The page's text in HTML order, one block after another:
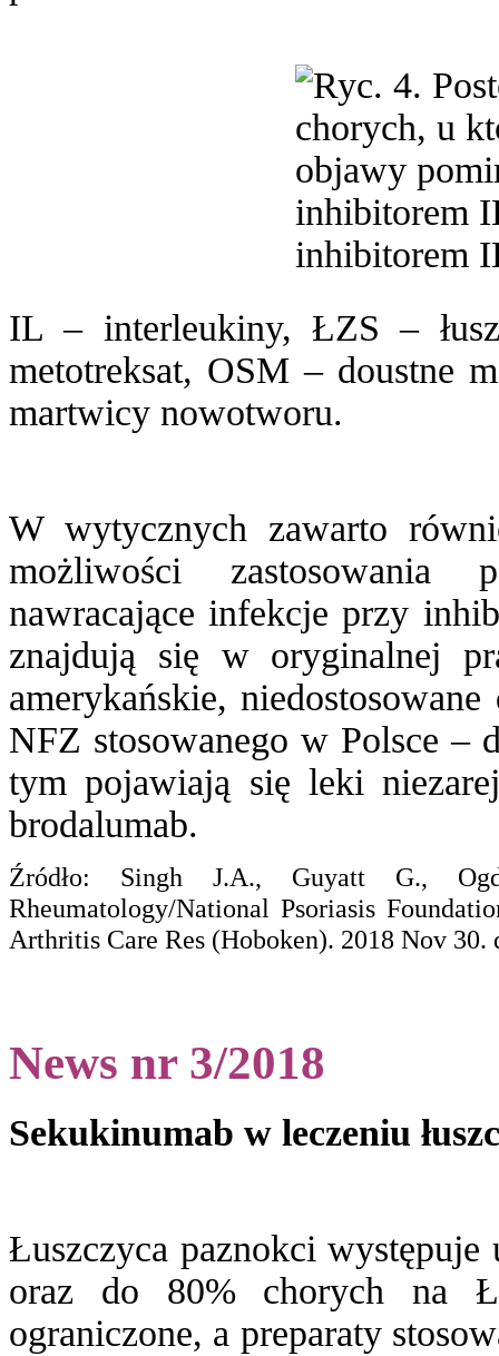
IL – interleukiny, ŁZS –
metotreksat, OSM – doustne
martwicy nowotworu.
W wytycznych zawarto
możliwości zastosowania
nawracające infekcje przy
znajdują się w oryginalnej
amerykańskie,
NFZ stosowanego w Polsce –
tym pojawiają się leki
brodalumab.
Źródło: Singh J.A., Guyatt G.,
Rheumatology/National Psoriasis
Arthritis Care Res (Hoboken). 2018 Nov 30.
News nr 3/2018
Sekukinumab w leczeniu
Łuszczyca paznokci występuje
oraz do 80% chorych na
ograniczone, a preparaty